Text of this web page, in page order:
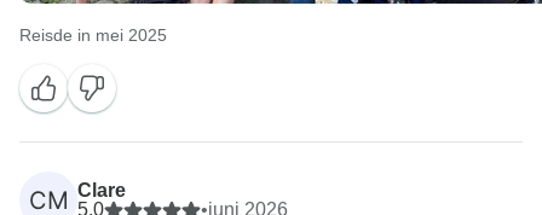
Reisde in mei 2025
CM Clare
5,0
•juni 2026